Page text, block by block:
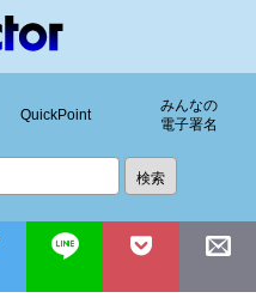
QuickPoint
みんなの
電子署名